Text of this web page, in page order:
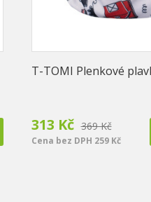
T-TOMI Plenkové
313 Kč 369 Kč
Cena bez DPH 259 Kč